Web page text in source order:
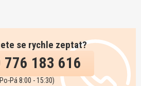
se rychle zeptat?
776 183 616
Pá 8:00 - 15:30)